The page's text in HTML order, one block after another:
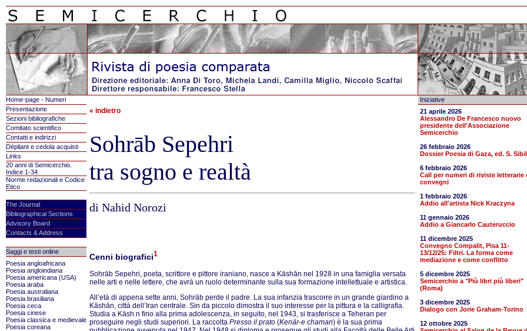
Home-page - Numeri
Presentazione
Sezioni bibliografiche
Comitato scientifico
Contatti e indirizzi
Dépliant e cedola acquisti
Links
20 anni di Semicerchio.
Indice 1-34
Norme redazionali e Codice
Etico
The Journal
Bibliographical Sections
Advisory Board
Contacts & Address
Saggi e testi online
Poesia angloafricana
Poesia angloindiana
Poesia americana (USA)
Poesia araba
Poesia australiana
Poesia brasiliana
Poesia ceca
Poesia cinese
Poesia classica e medievale
Poesia coreana
« indietro
Sohrāb Sepehri
tra sogno e realtà
di Nahid Norozi
Cenni biografici1
Sohrāb Sepehri, poeta, scrittore e pittore iraniano, nasce a Kāshān nel 1928 in una famiglia versata
nelle arti e nelle lettere, che avrà un ruolo determinante sulla sua formazione intellettuale e artistica.
All’età di appena sette anni, Sohrāb perde il padre. La sua infanzia trascorre in un grande giardino a
Kāshān, città dell’Iran centrale. Sin da piccolo dimostra il suo interesse per la pittura e la calligrafia.
Studia a Kāsh n fino alla prima adolescenza, in seguito, nel 1943, si trasferisce a Teheran per
proseguire negli studi superiori. La raccolta Presso il prato (Kenār-e chaman) è la sua prima
Iniziative
21 aprile 2026
Alessandro De Francesco nuovo
presidente dell'Associazione
Semicerchio
26 febbraio 2026
Dossier Poesia di Gaza, ed. S.
6 febbraio 2026
Call per numeri di riviste letterarie
convegni
1 febbraio 2026
Addio all'artista Nick Kraczyna
11 gennaio 2026
Addio a Giancarlo Cauteruccio
11 dicembre 2025
Convegno Compalit, Pisa 11-
13/12/25: Filtri. La forma come
mediazione e come conflitto
5 dicembre 2025
Semicerchio a "Più libri più liberi"
(Roma)
3 dicembre 2025
Dialogo con Jorie Graham-Torino
12 ottobre 2025